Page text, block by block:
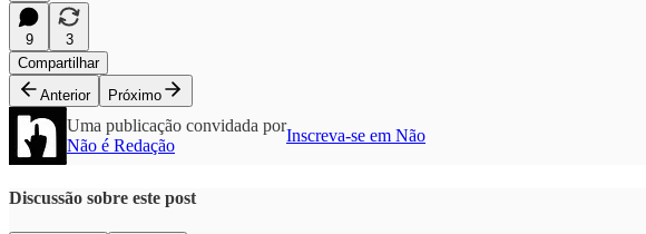
9
3
Compartilhar
Anterior
Próximo
Uma publicação convidada por
Não é Redação
Inscreva-se em Não
Discussão sobre este post